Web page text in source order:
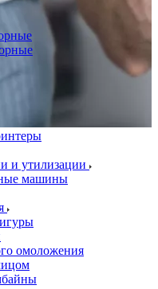
и утилизации
машины
омоложения